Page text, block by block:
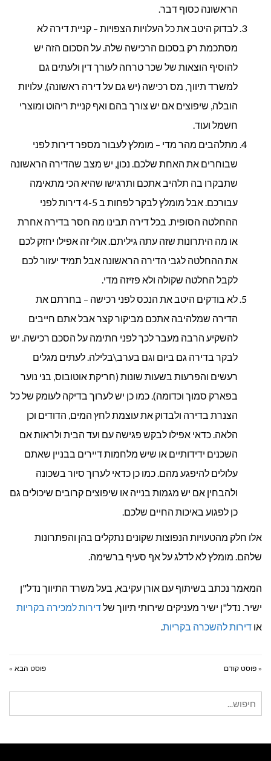
הראשונה כסוף דבר.
לבדוק היטב את כל העלויות הצפויות – קניית דירה לא
מסתכמת רק בסכום הרכישה שלה. על הסכום הזה יש
להוסיף הוצאות של שכר טרחה לעורך דין ולעתים גם
למשרד תיווך, מס רכישה (יש גם על דירה ראשונה), עלויות
הובלה, שיפוצים אם יש צורך בהם ואף קניית ריהוט ומוצרי
חשמל ועוד.
מתלהבים מהר מדי – מומלץ לעבור מספר דירות לפני
שבוחרים את האחת שלכם. נכון, יש מצב שהדירה הראשונה
שתבקרו בה תלהיב אתכם ותרגישו שהיא הכי מתאימה
עבורכם. אבל מומלץ לבקר לפחות ב 4-5 דירות לפני
ההחלטה הסופית. בכל דירה תבינו מה חסר בדירה אחרת
או מה היתרונות שזה עתה גיליתם. אולי זה אפילו יחזק לכם
את ההחלטה לגבי הדירה הראשונה אבל תמיד יעזור לכם
לקבל החלטה שקולה ולא פזיזה מדי.
לא בודקים היטב את הנכס לפני רכישה – בחרתם את
הדירה שמלהיבה אתכם מביקור קצר אבל אתם חייבים
להשקיע הרבה מעבר לכך לפני חתימה על הסכם רכישה. יש
לבקר בדירה גם ביום וגם בערב\בלילה. לעתים מגלים
רעשים והפרעות בשעות שונות (חריקת אוטובוס, בני נוער
בפארק סמוך וכדומה). כמו כן יש לערוך בדיקה לעומק של כל
הצנרת בדירה ולבדוק את עוצמת לחץ המים, הדודים וכן
הלאה. כדאי אפילו לבקש פגישה עם ועד הבית ולראות אם
השכנים ידידותיים או שיש מלחמות דיירים בבניין שאתם
עלולים להיפגע מהם. כמו כן כדאי לערוך סיור בשכונה
ולהבחין אם יש מגמות בנייה או שיפוצים קרובים שיכולים גם
כן לפגוע באיכות החיים שלכם.
אלו חלק מהטעויות הנפוצות שקונים נתקלים בהן והפתרונות
שלהם. מומלץ לא לדלג על אף סעיף ברשימה.
המאמר נכתב בשיתוף עם אורן עקיבא, בעל משרד התיווך נדל"ן
ישיר. נדל"ן ישיר מעניקים שירותי תיווך שלדירות למכירה בקריות
או דירות להשכרה בקריות.
« פוסט קודם פוסט הבא »
עבור: